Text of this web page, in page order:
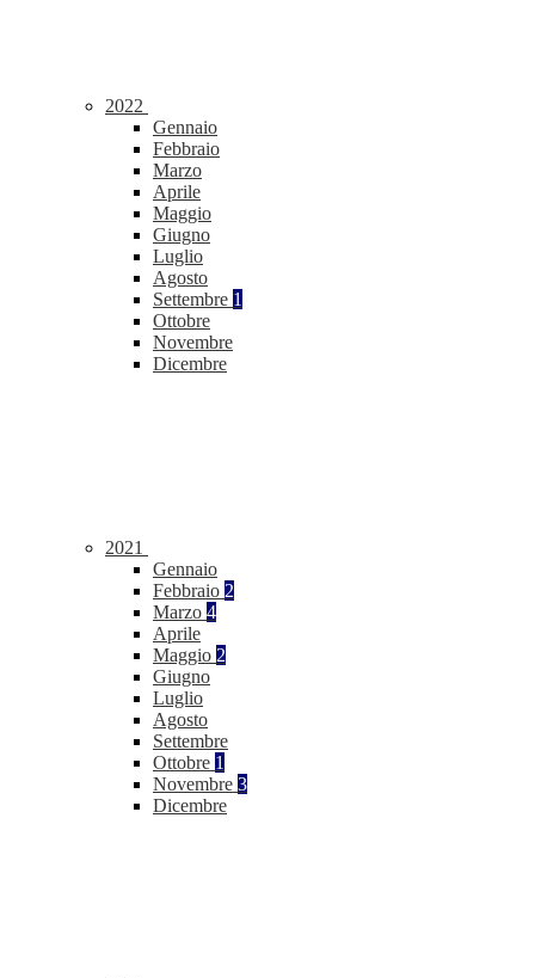
2022
Gennaio
Febbraio
Marzo
Aprile
Maggio
Giugno
Luglio
Agosto
Settembre 1
Ottobre
Novembre
Dicembre
2021
Gennaio
Febbraio 2
Marzo 4
Aprile
Maggio 2
Giugno
Luglio
Agosto
Settembre
Ottobre 1
Novembre 3
Dicembre